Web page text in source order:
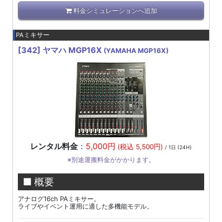
料金シミュレーションへ追加
PAミキサー
[342] ヤマハ MGP16X (YAMAHA MGP16X)
レンタル料金 ： 5,000円 (税込 5,500円) / 1日 (24H)
※別途運搬料金がかかります。
■ 概要
アナログ16ch PAミキサー。
ライブやイベント運用に適した多機能モデル。